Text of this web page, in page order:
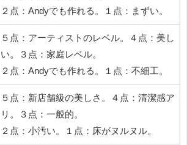
２点：Andyでも作れる。１点：まずい。
５点：アーティストのレベル。４点：美し
い。３点：家庭レベル。
２点：Andyでも作れる。１点：不細工。
５点：新店舗級の美しさ。４点：清潔感ア
リ。３点：一般的。
２点：小汚い。１点：床がヌルヌル。